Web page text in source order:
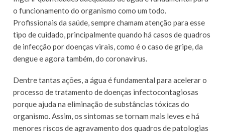
o funcionamento do organismo como um todo.
Profissionais da saúde, sempre chamam atenção para esse
tipo de cuidado, principalmente quando há casos de quadros
de infecção por doenças virais, como é o caso de gripe, da
dengue e agora também, do coronavírus.
Dentre tantas ações, a água é fundamental para acelerar o
processo de tratamento de doenças infectocontagiosas
porque ajuda na eliminação de substâncias tóxicas do
organismo. Assim, os sintomas se tornam mais leves e há
menores riscos de agravamento dos quadros de patologias